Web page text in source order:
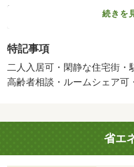
必要の場合あり） 短期解約
で賃料３ヶ月分。２年未満
管理員の勤務形態：巡回・弊
込して頂いたお客様に限り、
続き入居審査等もスムーズに
続きを
特記事項
二人入居可・閑静な住宅街・
高齢者相談・ルームシェア可
省エ